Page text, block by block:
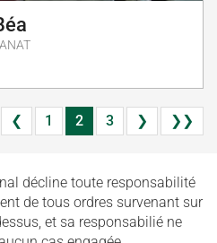
❮ 1 2 3 ❯ ❯❯
décline toute responsabilité
de tous ordres survenant sur
et sa responsabilié ne